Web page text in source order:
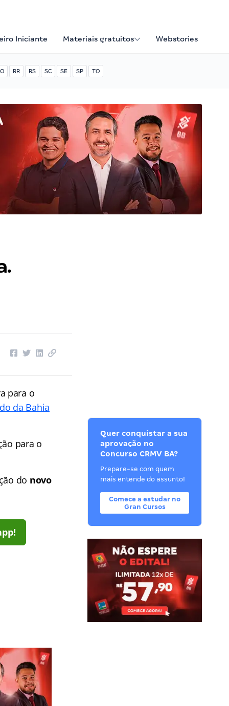
Iniciante Materiais gratuitos Webstories
RR RS SC SE SP TO
para o
da Bahia
para o
do novo
Quer conquistar a sua
aprovação no
Concurso CRMV BA?
Prepare-se com quem
mais entende do assunto!
Comece a estudar no
Gran Cursos